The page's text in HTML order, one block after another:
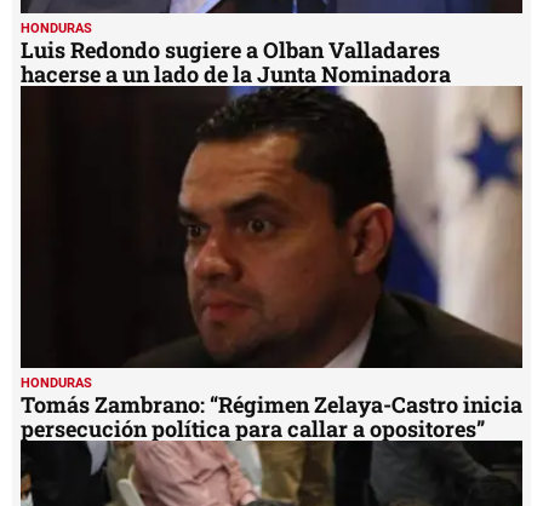
HONDURAS
Luis Redondo sugiere a Olban Valladares
hacerse a un lado de la Junta Nominadora
HONDURAS
Tomás Zambrano: “Régimen Zelaya-Castro inicia
persecución política para callar a opositores”